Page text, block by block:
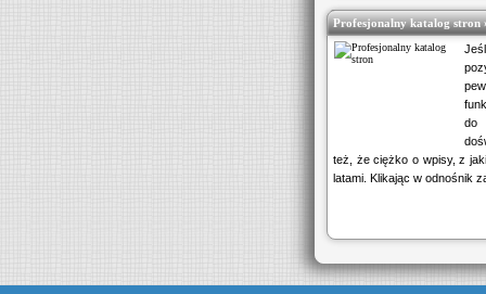
Profesjonalny katalog stron
też, że ciężko o wpisy, z
latami. Klikając w odnośnik